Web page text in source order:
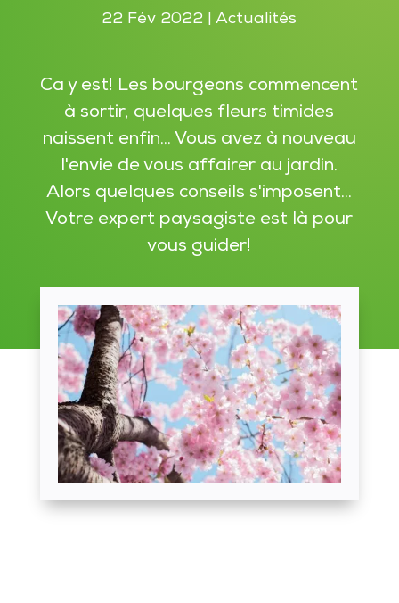
22 Fév 2022 |Actualités
Ca y est! Les bourgeons commencent
à sortir, quelques fleurs timides
naissent enfin... Vous avez à nouveau
l'envie de vous affairer au jardin.
Alors quelques conseils s'imposent...
Votre expert paysagiste est là pour
vous guider!